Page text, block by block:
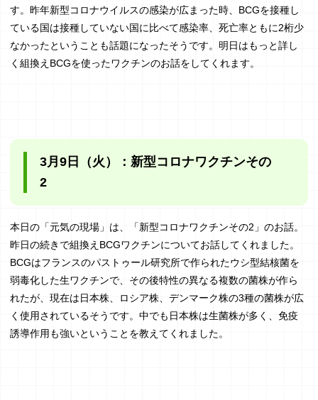
す。昨年新型コロナウイルスの感染が広まった時、BCGを接種し
ている国は接種していない国に比べて感染率、死亡率ともに2桁少
なかったということも話題になったそうです。明日はもっと詳し
く組換えBCGを使ったワクチンのお話をしてくれます。
3月9日（火）：新型コロナワクチンその
2
本日の「元気の現場」は、「新型コロナワクチンその2」のお話。
昨日の続きで組換えBCGワクチンについてお話してくれました。
BCGはフランスのパストゥール研究所で作られたウシ型結核菌を
弱毒化した生ワクチンで、その後特性の異なる複数の菌株が作ら
れたが、現在は日本株、ロシア株、デンマーク株の3種の菌株が広
く使用されているそうです。中でも日本株は生菌株が多く、免疫
誘導作用も強いということを教えてくれました。